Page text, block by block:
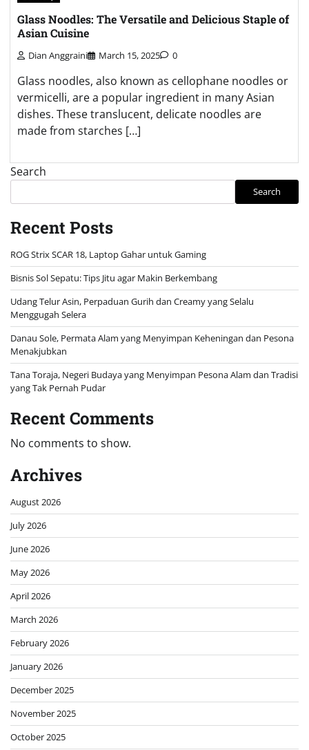
Glass Noodles: The Versatile and Delicious Staple of
Asian Cuisine
Dian Anggraini March 15, 2025 0
Glass noodles, also known as cellophane noodles or
vermicelli, are a popular ingredient in many Asian
dishes. These translucent, delicate noodles are
made from starches […]
Search
Search
Recent Posts
ROG Strix SCAR 18, Laptop Gahar untuk Gaming
Bisnis Sol Sepatu: Tips Jitu agar Makin Berkembang
Udang Telur Asin, Perpaduan Gurih dan Creamy yang Selalu
Menggugah Selera
Danau Sole, Permata Alam yang Menyimpan Keheningan dan Pesona
Menakjubkan
Tana Toraja, Negeri Budaya yang Menyimpan Pesona Alam dan Tradisi
yang Tak Pernah Pudar
Recent Comments
No comments to show.
Archives
August 2026
July 2026
June 2026
May 2026
April 2026
March 2026
February 2026
January 2026
December 2025
November 2025
October 2025